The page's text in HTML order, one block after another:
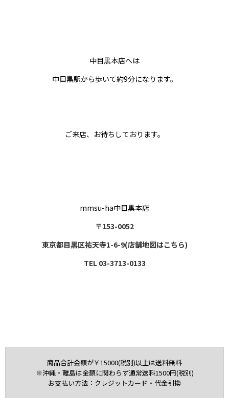
中目黒本店へは
中目黒駅から歩いて約9分になります。
ご来店、お待ちしております。
mmsu-ha中目黒本店
〒153-0052
東京都目黒区祐天寺1-6-9(店舗地図はこちら)
TEL 03-3713-0133
商品合計金額が￥15000(税別)以上は送料無料
※沖縄・離島は金額に関わらず通常送料1500円(税別)
お支払い方法：クレジットカード・代金引換